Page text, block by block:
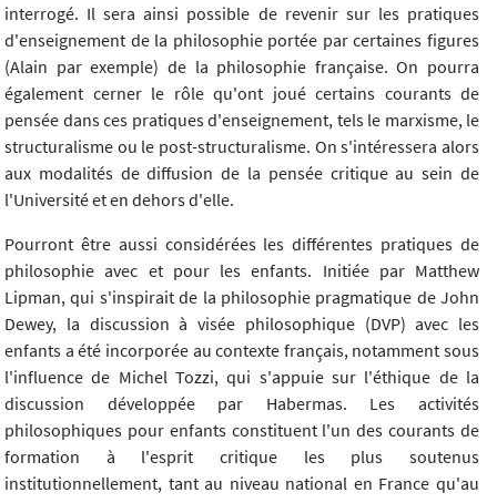
interrogé. Il sera ainsi possible de revenir sur les pratiques
d'enseignement de la philosophie portée par certaines figures
(Alain par exemple) de la philosophie française. On pourra
également cerner le rôle qu'ont joué certains courants de
pensée dans ces pratiques d'enseignement, tels le marxisme, le
structuralisme ou le post-structuralisme. On s'intéressera alors
aux modalités de diffusion de la pensée critique au sein de
l'Université et en dehors d'elle.
Pourront être aussi considérées les différentes pratiques de
philosophie avec et pour les enfants. Initiée par Matthew
Lipman, qui s'inspirait de la philosophie pragmatique de John
Dewey, la discussion à visée philosophique (DVP) avec les
enfants a été incorporée au contexte français, notamment sous
l'influence de Michel Tozzi, qui s'appuie sur l'éthique de la
discussion développée par Habermas. Les activités
philosophiques pour enfants constituent l'un des courants de
formation à l'esprit critique les plus soutenus
institutionnellement, tant au niveau national en France qu'au